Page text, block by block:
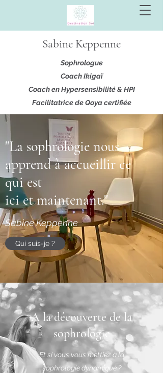
Sabine Keppenne
Sophrologue
Coach Ikigaï
Coach en Hypersensibilité & HPI
Facilitatrice de Qoya certifiée
"La sophrologie nous
apprend à accueillir ce
qui est
ici et maintenant."
Sabine Keppenne
Qui suis-je ?
A la découverte de la
sophrologie
Et si vous vous mettiez à la
sophrologie dynamique ?